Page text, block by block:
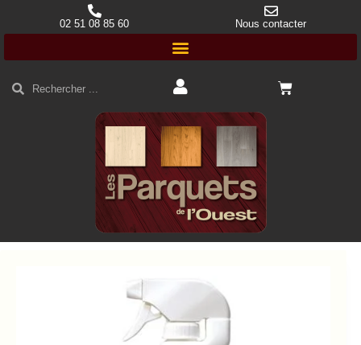
02 51 08 85 60 Nous contacter